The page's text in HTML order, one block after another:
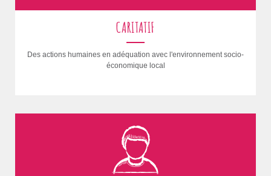
CARITATIF
Des actions humaines en adéquation avec l'environnement socio-
économique local